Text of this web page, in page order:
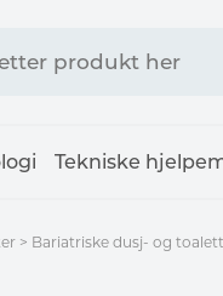
Tekniske
> Bariatriske dusj- og